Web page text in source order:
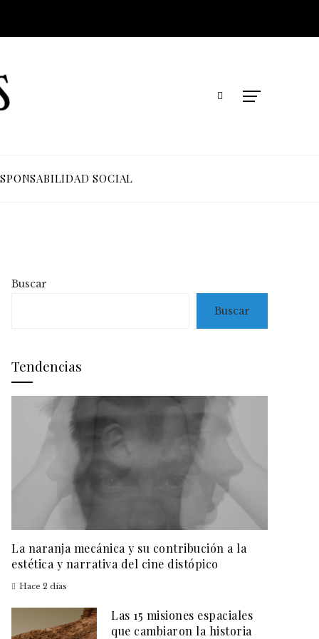
SOCIAL
Buscar
Buscar
Tendencias
La naranja mecánica y su contribución a la
estética y narrativa del cine distópico
Hace 2 días
Las 15 misiones espaciales
que cambiaron la historia